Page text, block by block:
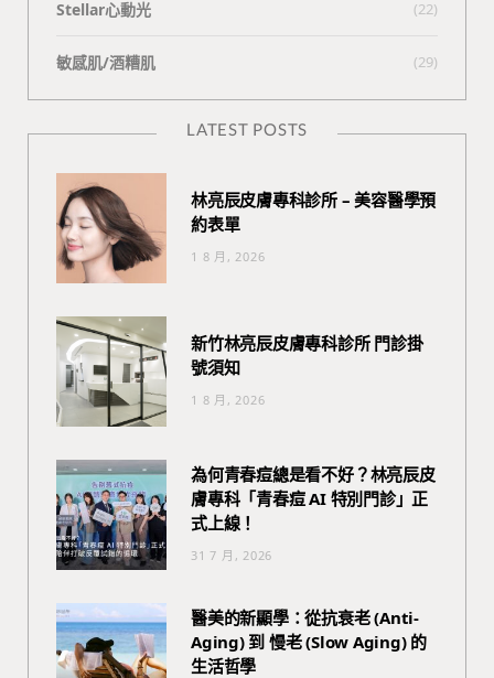
Stellar心動光 (22)
敏感肌/酒糟肌 (29)
LATEST POSTS
林亮辰皮膚專科診所 – 美容醫學預
約表單
1 8 月, 2026
新竹林亮辰皮膚專科診所 門診掛
號須知
1 8 月, 2026
為何青春痘總是看不好？林亮辰皮
膚專科「青春痘 AI 特別門診」正
式上線！
31 7 月, 2026
醫美的新顯學：從抗衰老 (Anti-
Aging) 到 慢老 (Slow Aging) 的
生活哲學